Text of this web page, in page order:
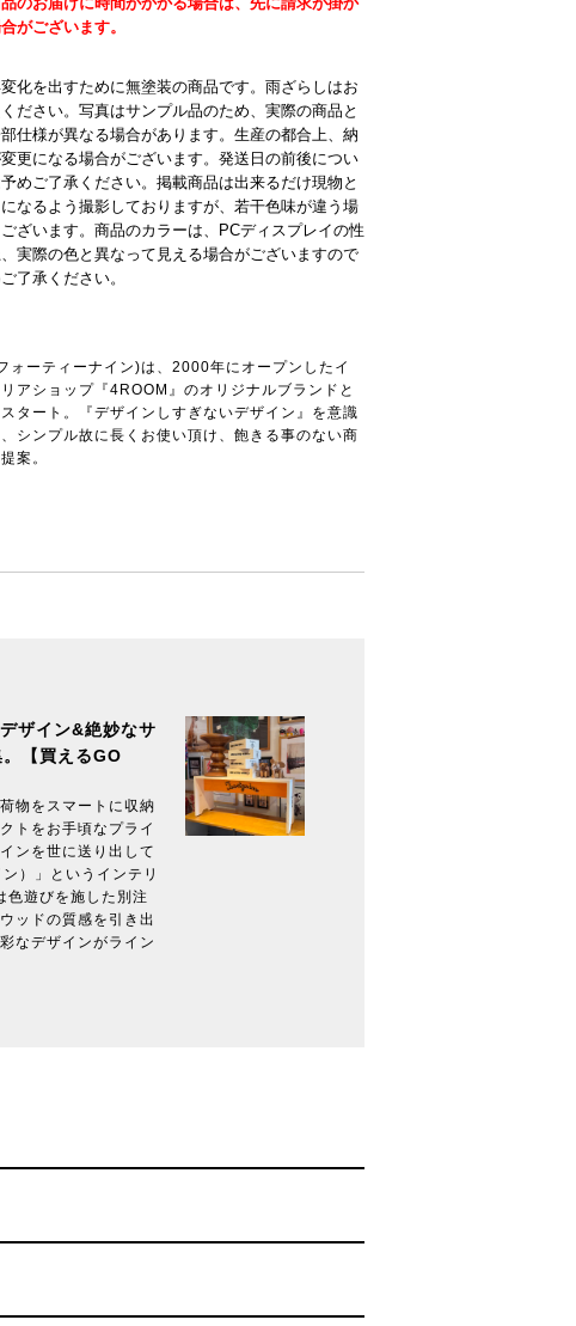
がございます。
化を出すために無塗装の商品です。雨ざらしはお
ださい。写真はサンプル品のため、実際の商品と
仕様が異なる場合があります。生産の都合上、納
更になる場合がございます。発送日の前後につい
めご了承ください。掲載商品は出来るだけ現物と
になるよう撮影しておりますが、若干色味が違う場
ざいます。商品のカラーは、PCディスプレイの性
実際の色と異なって見える場合がございますので
了承ください。
ォーティーナイン)は、2000年にオープンしたイ
アショップ『4ROOM』のオリジナルブランドと
スタート。『デザインしすぎないデザイン』を意識
、シンプル故に長くお使い頂け、飽きる事のない商
案。
ザイン&絶妙なサ
【買えるGO
物をスマートに収納
トをお手頃なプライ
ンを世に送り出して
）」というインテリ
遊びを施した別注
ッドの質感を引き出
なデザインがライン